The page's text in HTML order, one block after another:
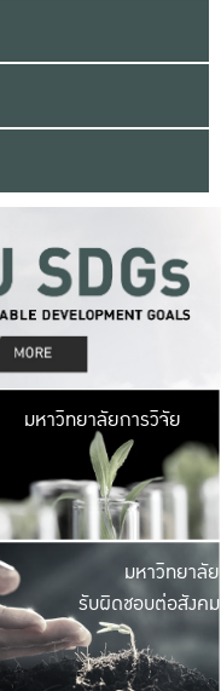
มหาวิ
มีพื้นที่เขียวสดใส
เป็นป่าในเมือง เกษต
มหาวิทยาลัยการวิจัย
มหาวิ
ค
เปิดประ
และพบเรื่องราวใ
มหาวิทยาลัย
รับผิดชอบต่อสังคม